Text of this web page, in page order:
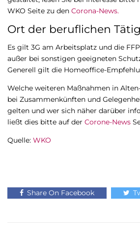
WKO Seite zu den Corona-News.
Ort der beruflichen
Es gilt 3G am Arbeitsplatz und die
außer bei sonstigen geeigneten
Generell gilt die Homeoffice-
Welche weiteren Maßnahmen in
bei Zusammenkünften und
gelten und wer sich näher darüber
ließt dies bitte auf der Corone-News
Quelle: WKO
Share On Facebook